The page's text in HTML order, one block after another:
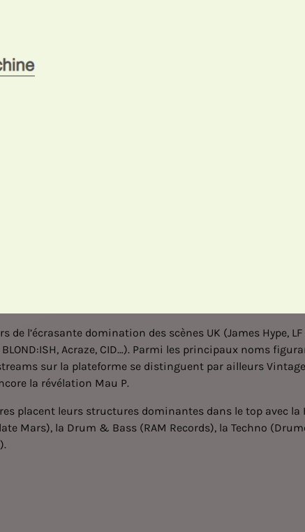
de l’écrasante domination des scènes UK (James Hype, LF
Acraze, CID…). Parmi les principaux noms
sur la plateforme se distinguent par ailleurs
la révélation Mau P.
placent leurs structures dominantes dans le top avec la
Mars), la Drum & Bass (RAM Records), la Techno